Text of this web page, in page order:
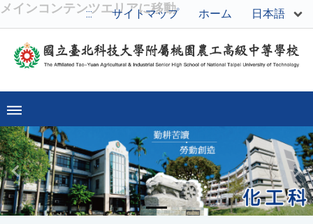
メインコンテンツエリアに移動
::: サイトマップ ホーム 日本語
Previous